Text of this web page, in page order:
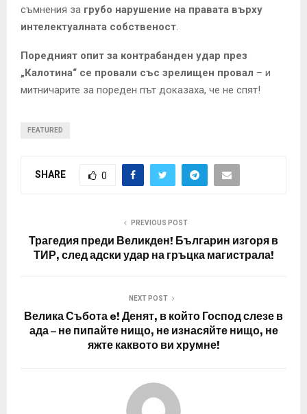
съмнения за грубо нарушение на правата върху
интелектуалната собственост.
Поредният опит за контрабанден удар през
„Калотина“ се провали със зрелищен провал – и
митничарите за пореден път доказаха, че не спят!
FEATURED
SHARE 0
PREVIOUS POST
Трагедия преди Великден! Българин изгоря в
ТИР, след адски удар на гръцка магистрала!
NEXT POST
Велика Събота e! Денят, в който Господ слезе в
ада – не пипайте нищо, не изнасяйте нищо, не
яжте каквото ви хрумне!